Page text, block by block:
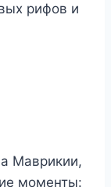
рифов и
Маврикии,
моменты: